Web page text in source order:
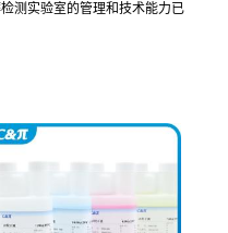
测实验室的管理和技术能力已